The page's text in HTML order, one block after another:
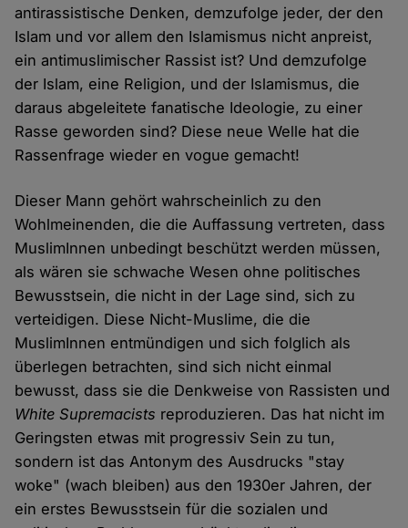
antirassistische Denken, demzufolge jeder, der den
Islam und vor allem den Islamismus nicht anpreist,
ein antimuslimischer Rassist ist? Und demzufolge
der Islam, eine Religion, und der Islamismus, die
daraus abgeleitete fanatische Ideologie, zu einer
Rasse geworden sind? Diese neue Welle hat die
Rassenfrage wieder en vogue gemacht!
Dieser Mann gehört wahrscheinlich zu den
Wohlmeinenden, die die Auffassung vertreten, dass
MuslimInnen unbedingt beschützt werden müssen,
als wären sie schwache Wesen ohne politisches
Bewusstsein, die nicht in der Lage sind, sich zu
verteidigen. Diese Nicht-Muslime, die die
MuslimInnen entmündigen und sich folglich als
überlegen betrachten, sind sich nicht einmal
bewusst, dass sie die Denkweise von Rassisten und
White Supremacists reproduzieren. Das hat nicht im
Geringsten etwas mit progressiv Sein zu tun,
sondern ist das Antonym des Ausdrucks "stay
woke" (wach bleiben) aus den 1930er Jahren, der
ein erstes Bewusstsein für die sozialen und